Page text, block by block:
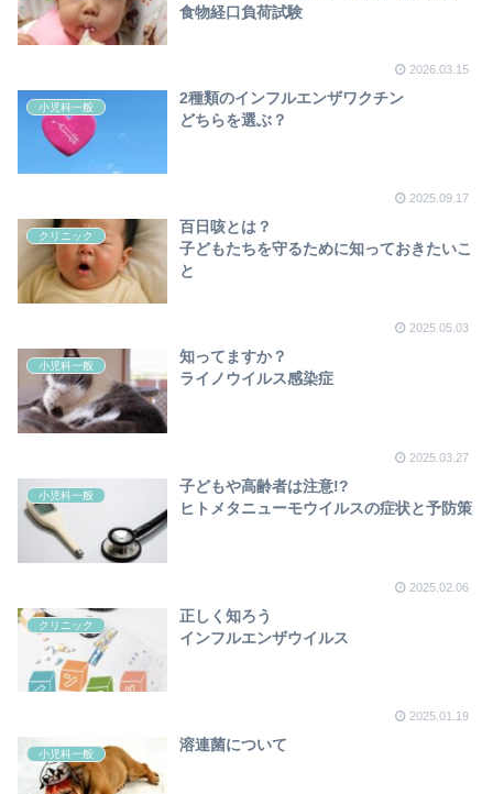
食物経口負荷試験
2026.03.15
小児科一般
2種類のインフルエンザワクチン
どちらを選ぶ？
2025.09.17
クリニック
百日咳とは？
子どもたちを守るために知っておきたいこ
と
2025.05.03
小児科一般
知ってますか？
ライノウイルス感染症
2025.03.27
小児科一般
子どもや高齢者は注意!?
ヒトメタニューモウイルスの症状と予防策
2025.02.06
クリニック
正しく知ろう
インフルエンザウイルス
2025.01.19
小児科一般
溶連菌について